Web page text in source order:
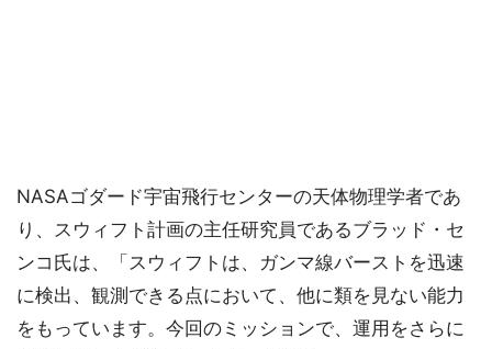
NASAゴダード宇宙飛行センターの天体物理学者であ
り、スウィフト計画の主任研究員であるブラッド・セ
ンコ氏は、「スウィフトは、ガンマ線バーストを迅速
に検出、観測できる点において、他に類を見ない能力
をもっています。今回のミッションで、運用をさらに